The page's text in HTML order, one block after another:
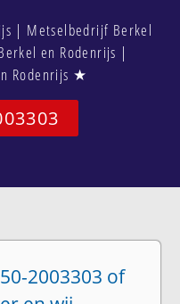
| Metselbedrijf Berkel
en Rodenrijs |
Rodenrijs ★
2003303 of